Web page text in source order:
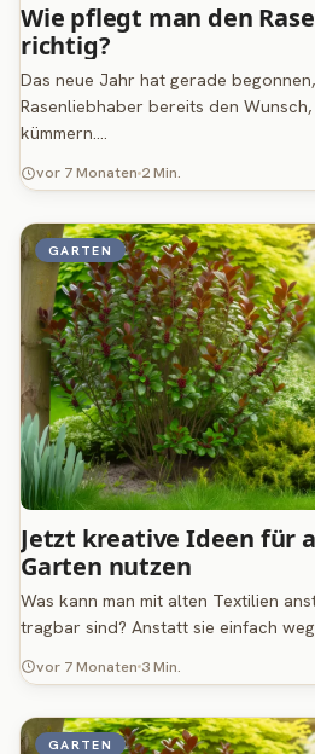
Wie pflegt man den
richtig?
Das neue Jahr hat gerade
Rasenliebhaber bereits den
kümmern.…
vor 7 Monaten 2 Min.
GARTEN
Jetzt kreative Ideen für
Garten nutzen
Was kann man mit alten Textilien
tragbar sind? Anstatt sie einfach
vor 7 Monaten 3 Min.
GARTEN